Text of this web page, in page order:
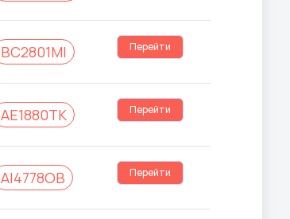
BC2801MI Перейти
AE1880TK Перейти
AI4778OB Перейти